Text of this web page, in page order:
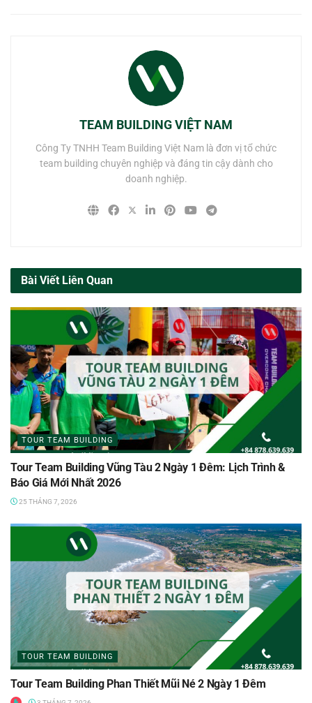
TEAM BUILDING VIỆT NAM
Công Ty TNHH Team Building Việt Nam là đơn vị tổ chức
team building chuyên nghiệp và đáng tin cậy dành cho
doanh nghiệp.
Bài Viết Liên Quan
TOUR TEAM BUILDING
Tour Team Building Vũng Tàu 2 Ngày 1 Đêm: Lịch Trình &
Báo Giá Mới Nhất 2026
25 THÁNG 7, 2026
TOUR TEAM BUILDING
Tour Team Building Phan Thiết Mũi Né 2 Ngày 1 Đêm